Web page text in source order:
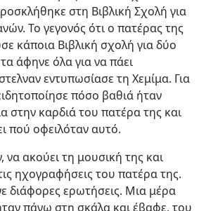
στη Βιβλική Σχολή για
Το γεγονός ότι ο πατέρας της
κάποια Βιβλική σχολή για δύο
άφηνε όλα για να πάει
εντυπωσίασε τη Χεμίμα. Για
πόσο βαθιά ήταν
στην καρδιά του πατέρα της και
πού οφειλόταν αυτό.
να ακούει τη μουσική της και
ηχογραφήσεις του πατέρα της.
διάφορες ερωτήσεις. Μια μέρα
πάνω στη σκάλα και έβαφε, του